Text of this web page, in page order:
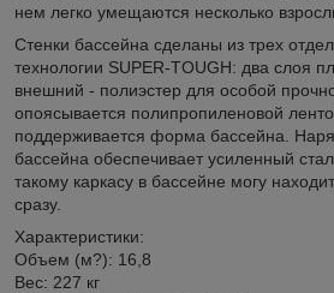
нем легко умещаются несколько
Стенки бассейна сделаны из трех
технологии SUPER-TOUGH: два слоя
внешний - полиэстер для особой
опоясывается полипропиленовой
поддерживается форма бассейна.
бассейна обеспечивает усиленный
такому каркасу в бассейне могу
сразу.
Характеристики:
Объем (м?): 16,8
Вес: 227 кг